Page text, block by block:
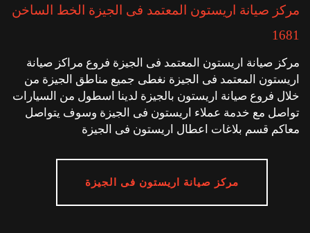
مركز صيانة اريستون المعتمد فى الجيزة الخط الساخن
1681
مركز صيانة اريستون المعتمد فى الجيزة فروع مراكز صيانة
اريستون المعتمد فى الجيزة نغطى جميع مناطق الجيزة من
خلال فروع صيانة اريستون بالجيزة لدينا اسطول من السيارات
تواصل مع خدمة عملاء اريستون فى الجيزة وسوف يتواصل
معاكم قسم بلاغات اعطال اريستون فى الجيزة
مركز صيانة اريستون فى الجيزة